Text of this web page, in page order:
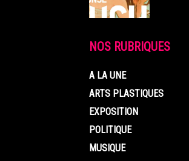
NOS RUBRIQUES
A LA UNE
ARTS PLASTIQUES
EXPOSITION
POLITIQUE
MUSIQUE